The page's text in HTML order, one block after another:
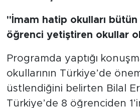
"İmam hatip okulları
öğrenci yetiştiren okullar
Programda yaptığı
okullarının Türkiye’de
üstlendiğini belirten Bilal
Türkiye’de 8 öğrenciden